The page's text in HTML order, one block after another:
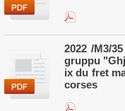
2022 /M3/
gruppu
ix du fret
corses